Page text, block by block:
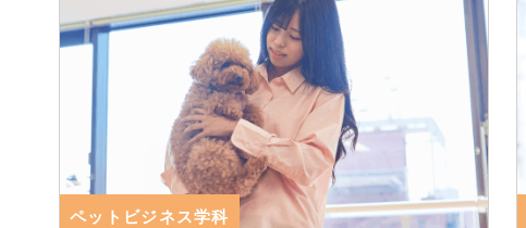
ペットビジネス学科